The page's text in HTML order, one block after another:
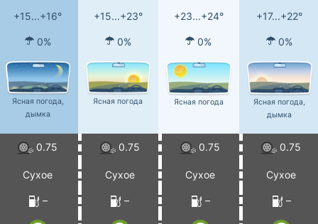
+15...+16° +15...+23° +23...+24° +17...+22°
0% 0% 0% 0%
Ясная погода,
дымка
Ясная погода Ясная погода
Ясная погода,
дымка
0.75 0.75 0.75 0.75
Сухое Сухое Сухое Сухое
– – – –